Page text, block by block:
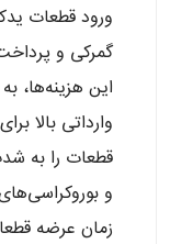
ورود قطعات
گمرکی و
این هزینه‌ها،
وارداتی بالا
قطعات را به
و
زمان عرضه